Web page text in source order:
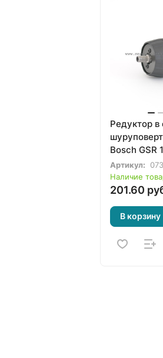
Редуктор в
Bosch GSR
Li
Артикул:
Наличие
201.60
В корзину